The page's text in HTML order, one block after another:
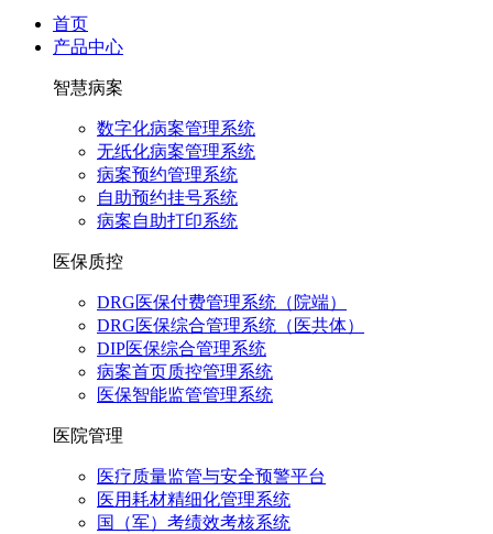
首页
产品中心
智慧病案
数字化病案管理系统
无纸化病案管理系统
病案预约管理系统
自助预约挂号系统
病案自助打印系统
医保质控
DRG医保付费管理系统（院端）
DRG医保综合管理系统（医共体）
DIP医保综合管理系统
病案首页质控管理系统
医保智能监管管理系统
医院管理
医疗质量监管与安全预警平台
医用耗材精细化管理系统
国（军）考绩效考核系统